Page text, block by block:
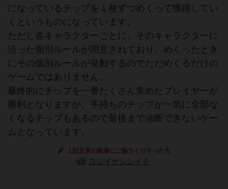
になっているチップを１枚ずつめくって獲得してい
くというものになっています。
ただし各キャラクターごとに、そのキャラクターに
沿った個別ルールが用意されており、めくったとき
にその個別ルールが発動するのでただめくるだけの
ゲームではありません。
最終的にチップを一番たくさん集めたプレイヤーが
勝利となりますが、手持ちのチップが一気に全部な
くなるチップもあるので最後まで油断できないゲー
ムとなっています。
上記文章の執筆にご協力くださった方
ヨシイケシンイチ